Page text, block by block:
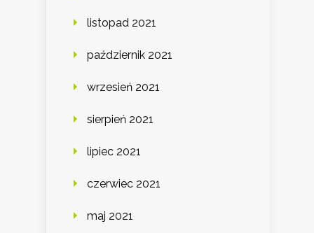
listopad 2021
październik 2021
wrzesień 2021
sierpień 2021
lipiec 2021
czerwiec 2021
maj 2021